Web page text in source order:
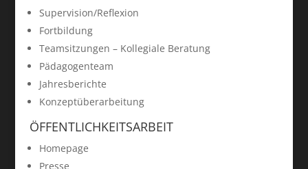
Supervision/Reflexion
Fortbildung
Teamsitzungen – Kollegiale Beratung
Pädagogenteam
Jahresberichte
Konzeptüberarbeitung
ÖFFENTLICHKEITSARBEIT
Homepage
Presse